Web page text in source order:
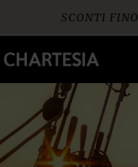
content
SCONTI
Spedizione